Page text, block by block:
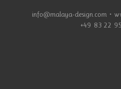
info@malaya-design.com ・
+49 83 22